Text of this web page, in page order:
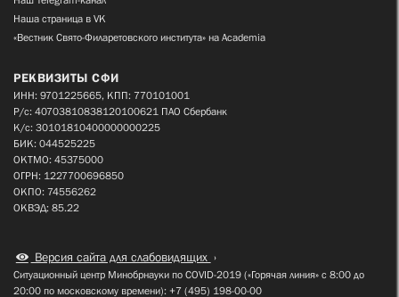
Наша страница в VK
«Вестник Свято-Филаретовского института» на Academia
РЕКВИЗИТЫ СФИ
ИНН: 9701225665, КПП: 770101001
Р/с: 40703810838120100621 ПАО Сбербанк
К/с: 30101810400000000225
БИК: 044525225
ОКТМО: 45375000
ОГРН: 1227700696850
ОКПО: 74556262
ОКВЭД: 85.22
Версия сайта для слабовидящих
Ситуационный центр Минобрнауки по COVID-2019 («Горячая линия» с 8:00 до
20:00 по московскому времени): +7 (495) 198-00-00